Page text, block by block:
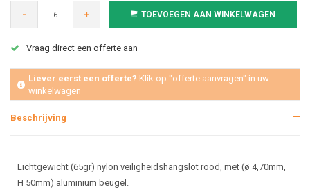
- + TOEVOEGEN AAN WINKELWAGEN
Vraag direct een offerte aan
Liever eerst een offerte? Klik op "offerte aanvragen" in uw
winkelwagen
Beschrijving
Lichtgewicht (65gr) nylon veiligheidshangslot rood, met (ø 4,70mm,
H 50mm) aluminium beugel.